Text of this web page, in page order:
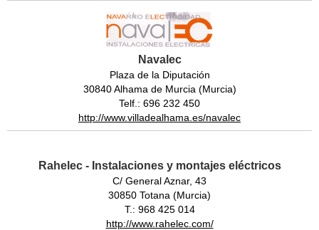
Navalec
Plaza de la Diputación
30840 Alhama de Murcia (Murcia)
Telf.: 696 232 450
http://www.villadealhama.es/navalec
Rahelec - Instalaciones y montajes eléctricos
C/ General Aznar, 43
30850 Totana (Murcia)
T.: 968 425 014
http://www.rahelec.com/